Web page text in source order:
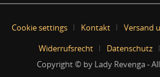
Cookie settings Kontakt
Versand
Widerrufsrecht
Datenschutz
Copyright © by Lady Revenga -